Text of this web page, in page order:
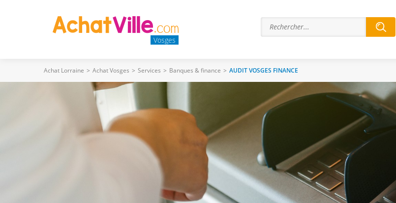
Vosges
Achat Lorraine > Achat Vosges > Services > Banques & finance > AUDIT VOSGES FINANCE